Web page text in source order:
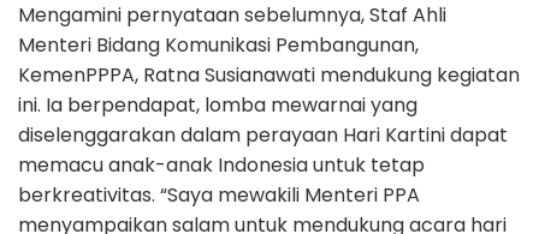
Mengamini pernyataan sebelumnya, Staf Ahli
Menteri Bidang Komunikasi Pembangunan,
KemenPPPA, Ratna Susianawati mendukung kegiatan
ini. Ia berpendapat, lomba mewarnai yang
diselenggarakan dalam perayaan Hari Kartini dapat
memacu anak-anak Indonesia untuk tetap
berkreativitas. “Saya mewakili Menteri PPA
menyampaikan salam untuk mendukung acara hari